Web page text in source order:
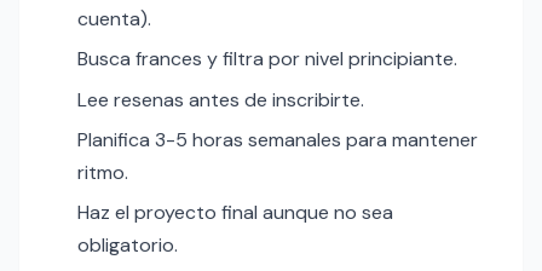
cuenta).
Busca frances y filtra por nivel principiante.
Lee resenas antes de inscribirte.
Planifica 3-5 horas semanales para mantener
ritmo.
Haz el proyecto final aunque no sea
obligatorio.